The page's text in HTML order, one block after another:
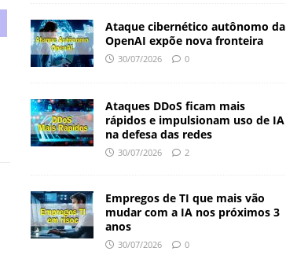
Ataque cibernético autônomo da
OpenAI expõe nova fronteira
30/07/2026 0
Ataques DDoS ficam mais
rápidos e impulsionam uso de IA
na defesa das redes
30/07/2026 2
Empregos de TI que mais vão
mudar com a IA nos próximos 3
anos
30/07/2026 0